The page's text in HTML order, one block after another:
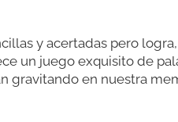
y acertadas pero logra,
un juego exquisito de
gravitando en nuestra